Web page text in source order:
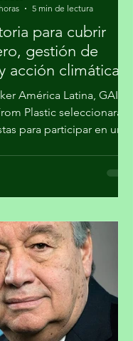
para cubrir
gestión de
acción climática
América Latina, GAIA y
Plastic seleccionarán
para participar en un
sobre la
participantes recibirán
y un incentivo
producir reportajes
La forma en que
residuos tiene
directas para el cambio
pública y la just
5 min de lectura